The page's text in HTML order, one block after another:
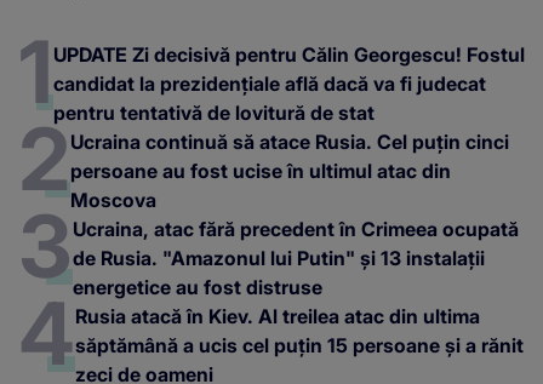
UPDATE Zi decisivă pentru Călin Georgescu! Fostul
candidat la prezidențiale află dacă va fi judecat
pentru tentativă de lovitură de stat
Ucraina continuă să atace Rusia. Cel puțin cinci
persoane au fost ucise în ultimul atac din
Moscova
Ucraina, atac fără precedent în Crimeea ocupată
de Rusia. "Amazonul lui Putin" și 13 instalații
energetice au fost distruse
Rusia atacă în Kiev. Al treilea atac din ultima
săptămână a ucis cel puțin 15 persoane și a rănit
zeci de oameni